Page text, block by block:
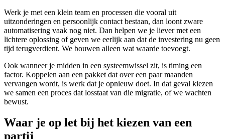
Werk je met een klein team en processen die vooral uit
uitzonderingen en persoonlijk contact bestaan, dan loont zware
automatisering vaak nog niet. Dan helpen we je liever met een
lichtere oplossing of geven we eerlijk aan dat de investering nu geen
tijd terugverdient. We bouwen alleen wat waarde toevoegt.
Ook wanneer je midden in een systeemwissel zit, is timing een
factor. Koppelen aan een pakket dat over een paar maanden
vervangen wordt, is werk dat je opnieuw doet. In dat geval kiezen
we samen een proces dat losstaat van die migratie, of we wachten
bewust.
Waar je op let bij het kiezen van een
partij